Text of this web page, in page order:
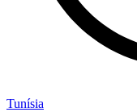
Tunísia